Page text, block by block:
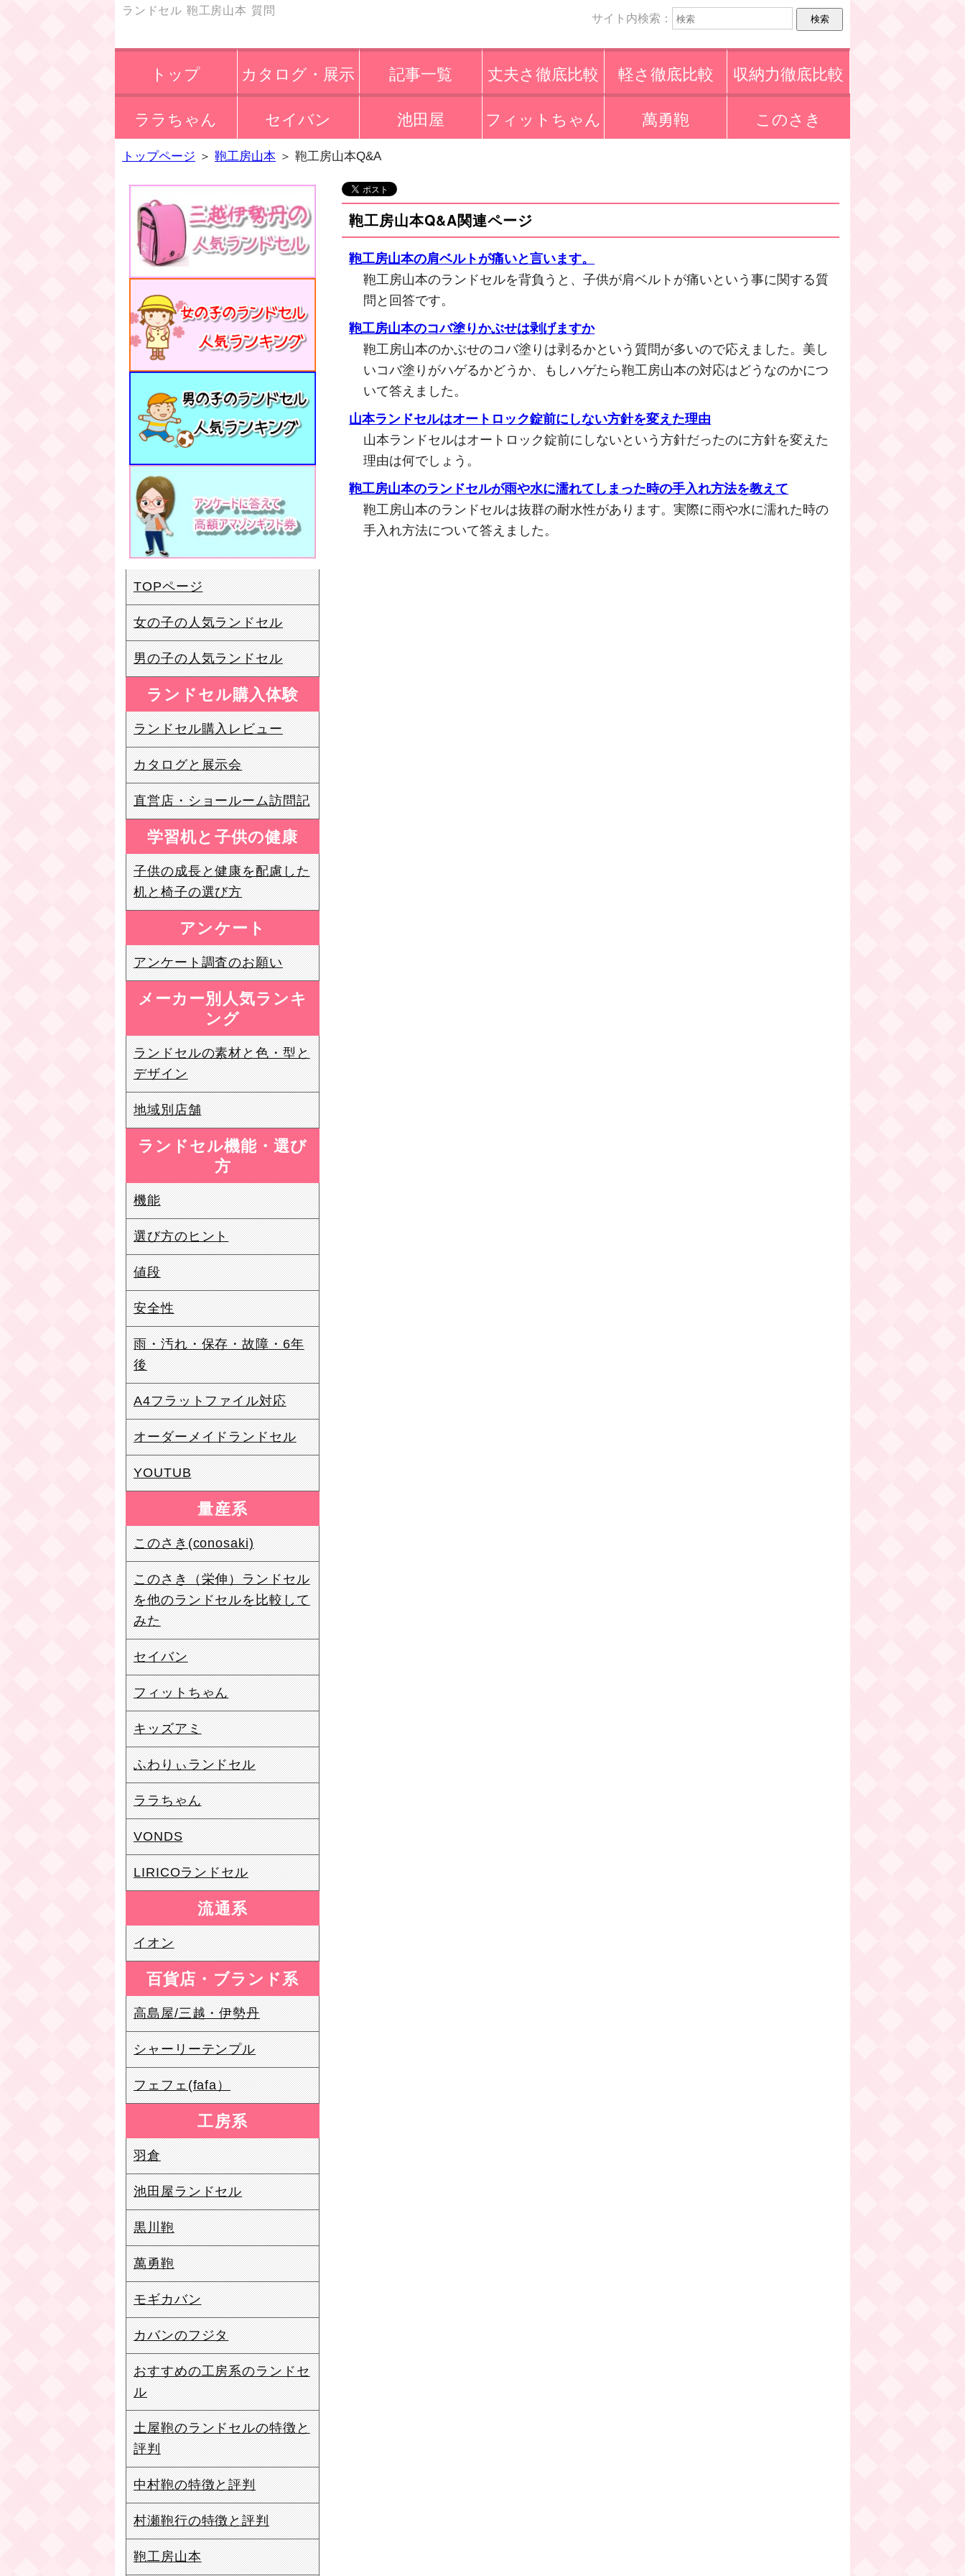
ランドセル 鞄工房山本 質問 サイト内検索：
トップ カタログ・展示
会
記事一覧 丈夫さ徹底比較 軽さ徹底比較 収納力徹底比較
ララちゃん セイバン 池田屋 フィットちゃん 萬勇鞄 このさき
トップページ ＞ 鞄工房山本 ＞ 鞄工房山本Q&A
鞄工房山本Q&A関連ページ
鞄工房山本の肩ベルトが痛いと言います。
鞄工房山本のランドセルを背負うと、子供が肩ベルトが痛いという事に関する質
問と回答です。
鞄工房山本のコバ塗りかぶせは剥げますか
鞄工房山本のかぶせのコバ塗りは剥るかという質問が多いので応えました。美し
いコバ塗りがハゲるかどうか、もしハゲたら鞄工房山本の対応はどうなのかにつ
いて答えました。
山本ランドセルはオートロック錠前にしない方針を変えた理由
山本ランドセルはオートロック錠前にしないという方針だったのに方針を変えた
理由は何でしょう。
鞄工房山本のランドセルが雨や水に濡れてしまった時の手入れ方法を教えて
鞄工房山本のランドセルは抜群の耐水性があります。実際に雨や水に濡れた時の
手入れ方法について答えました。
TOPページ
女の子の人気ランドセル
男の子の人気ランドセル
ランドセル購入体験
ランドセル購入レビュー
カタログと展示会
直営店・ショールーム訪問記
学習机と子供の健康
子供の成長と健康を配慮した
机と椅子の選び方
アンケート
アンケート調査のお願い
メーカー別人気ランキ
ング
ランドセルの素材と色・型と
デザイン
地域別店舗
ランドセル機能・選び
方
機能
選び方のヒント
値段
安全性
雨・汚れ・保存・故障・6年
後
A4フラットファイル対応
オーダーメイドランドセル
YOUTUB
量産系
このさき(conosaki)
このさき（栄伸）ランドセル
を他のランドセルを比較して
みた
セイバン
フィットちゃん
キッズアミ
ふわりぃランドセル
ララちゃん
VONDS
LIRICOランドセル
流通系
イオン
百貨店・ブランド系
高島屋/三越・伊勢丹
シャーリーテンプル
フェフェ(fafa）
工房系
羽倉
池田屋ランドセル
黒川鞄
萬勇鞄
モギカバン
カバンのフジタ
おすすめの工房系のランドセ
ル
土屋鞄のランドセルの特徴と
評判
中村鞄の特徴と評判
村瀬鞄行の特徴と評判
鞄工房山本